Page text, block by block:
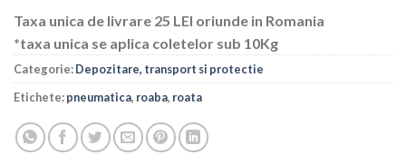
Taxa unica de livrare 25 LEI oriunde in Romania
*taxa unica se aplica coletelor sub 10Kg
Categorie:Depozitare, transport si protectie
Etichete:pneumatica, roaba, roata